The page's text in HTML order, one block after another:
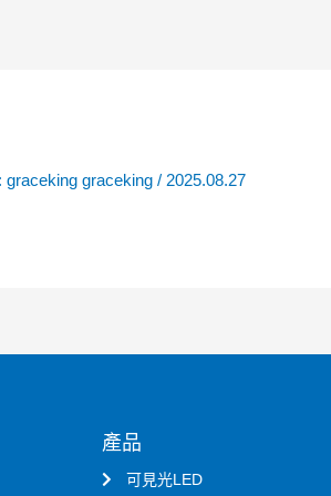
graceking graceking / 2025.08.27
產品
可見光LED